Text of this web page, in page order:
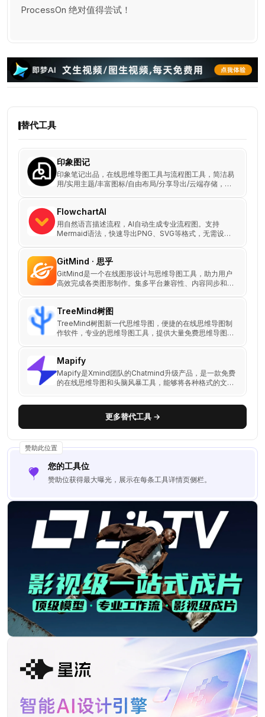
ProcessOn 绝对值得尝试！
替代工具
印象图记
印象笔记出品，在线思维导图工具与流程图工具，简洁易
用/实用主题/丰富图标/自由布局/分享导出/云端存储，全
FlowchartAI
用自然语言描述流程，AI自动生成专业流程图。支持
Mermaid语法，快速导出PNG、SVG等格式，无需设计
GitMind · 思乎
GitMind是一个在线图形设计与思维导图工具，助力用户
高效完成各类图形制作。集多平台兼容性、内容同步和丰
TreeMind树图
TreeMind树图新一代思维导图，便捷的在线思维导图制
作软件，专业的思维导图工具，提供大量免费思维导图模
感。
Mapify
Mapify是Xmind团队的Chatmind升级产品，是一款免费
的在线思维导图和头脑风暴工具，能够将各种格式的文档
更多替代工具 →
赞助此位置
您的工具位
赞助位获得最大曝光，展示在每条工具详情页侧栏。